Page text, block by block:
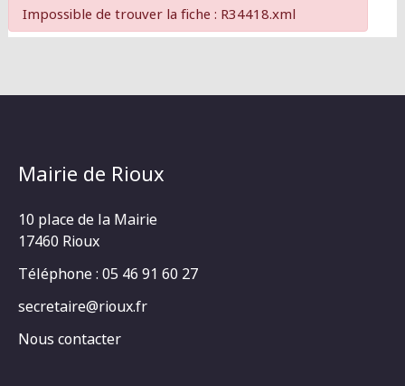
Impossible de trouver la fiche : R34418.xml
Mairie de Rioux
10 place de la Mairie
17460 Rioux
Téléphone : 05 46 91 60 27
secretaire@rioux.fr
Nous contacter